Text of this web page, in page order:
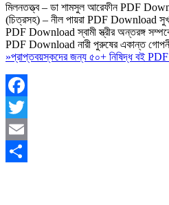
মিলনতত্ত্ব – ডা শামসুল আরেফীন PDF
(চিত্রসহ) – নীল পায়রা PDF Download
PDF Download স্বামী স্ত্রীর অন্তরঙ্গ
PDF Download নারী পুরুষের একান্ত
»প্রাপ্তবয়স্কদের জন্য ৫০+ নিষিদ্ধ বই
Facebook
Twitter
Email